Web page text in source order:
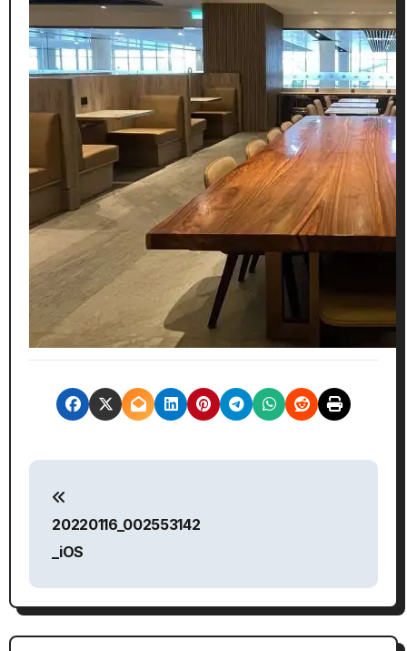
文
章
導
覽
20220116_002553142
_iOS